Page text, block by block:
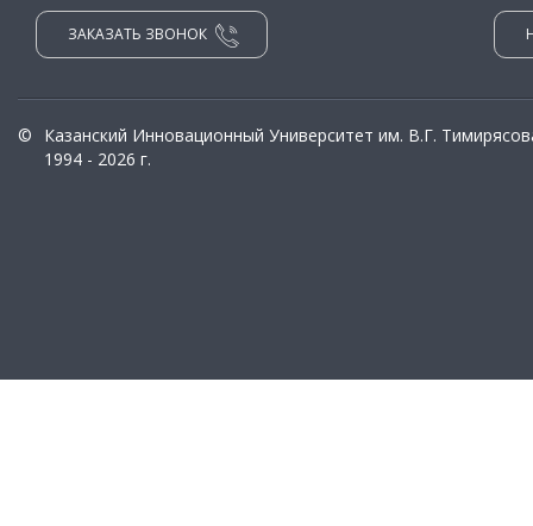
ЗАКАЗАТЬ ЗВОНОК
©
Казанский Инновационный Университет им. В.Г.
1994 - 2026 г.